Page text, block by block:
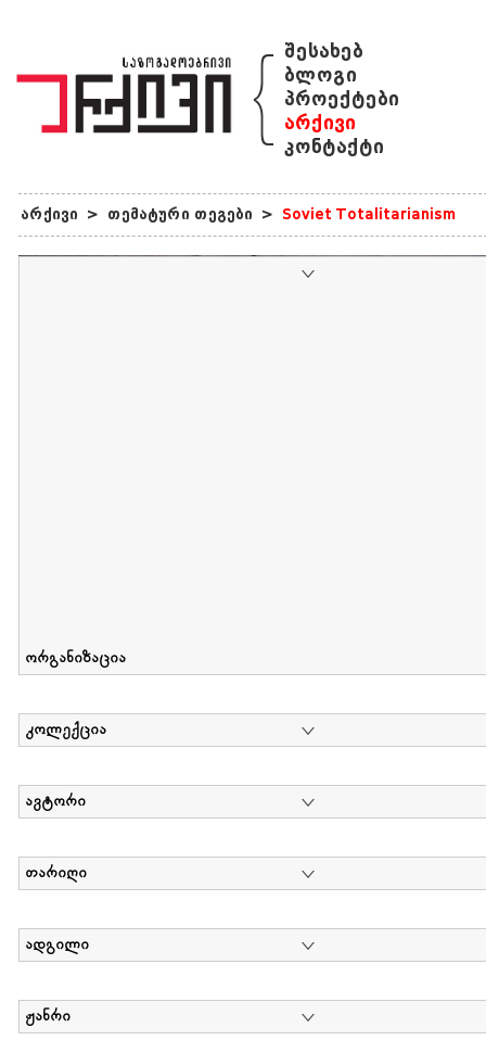
{ შესახებ
ბლოგი
პროექტები
არქივი
კონტაქტი
არქივი > თემატური თეგები > Soviet Totalitarianism
ორგანიზაცია
კოლექცია
ავტორი
თარიღი
ადგილი
ჟანრი